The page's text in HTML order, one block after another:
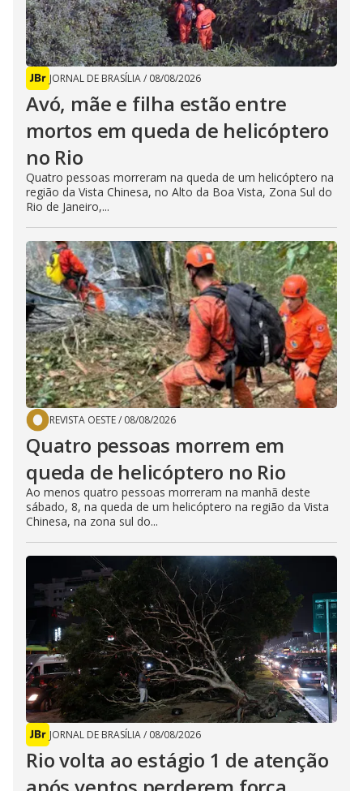
JORNAL DE BRASÍLIA/ 08/08/2026
Avó, mãe e filha estão entre
mortos em queda de helicóptero
no Rio
Quatro pessoas morreram na queda de um helicóptero na
região da Vista Chinesa, no Alto da Boa Vista, Zona Sul do
Rio de Janeiro,...
REVISTA OESTE/ 08/08/2026
Quatro pessoas morrem em
queda de helicóptero no Rio
Ao menos quatro pessoas morreram na manhã deste
sábado, 8, na queda de um helicóptero na região da Vista
Chinesa, na zona sul do...
JORNAL DE BRASÍLIA/ 08/08/2026
Rio volta ao estágio 1 de atenção